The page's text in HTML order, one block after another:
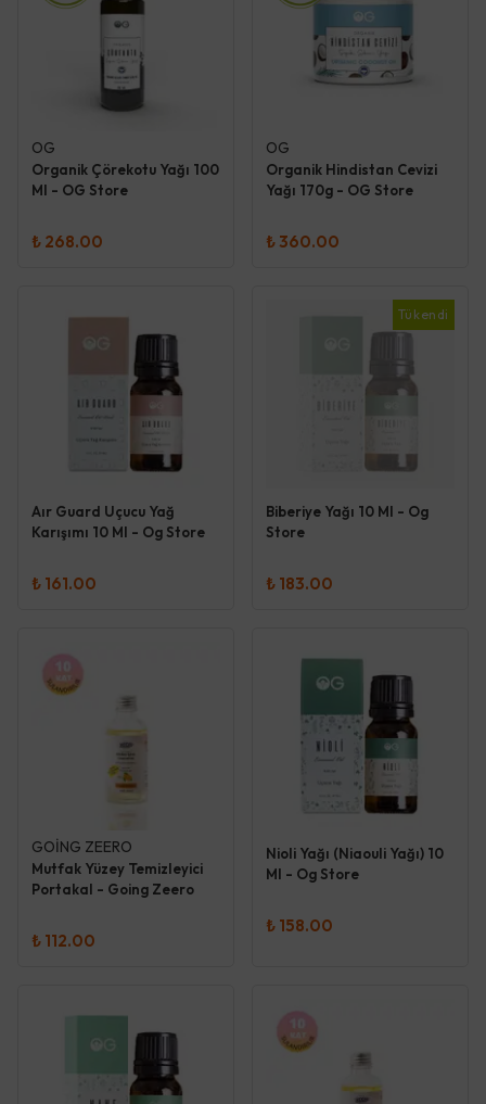
OG
Organik Çörekotu Yağı 100
Ml - OG Store
₺ 268.00
OG
Organik Hindistan Cevizi
Yağı 170g - OG Store
₺ 360.00
Aır Guard Uçucu Yağ
Karışımı 10 Ml - Og Store
₺ 161.00
Tükendi
Biberiye Yağı 10 Ml - Og
Store
₺ 183.00
GOİNG ZEERO
Mutfak Yüzey Temizleyici
Portakal - Going Zeero
₺ 112.00
Nioli Yağı (Niaouli Yağı) 10
Ml - Og Store
₺ 158.00